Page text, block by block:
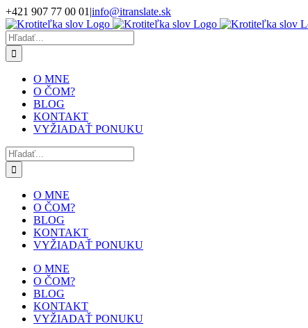
Skip
to
content
+421 907 77 00 01 |info@itranslate.sk
Facebook
LinkedIn
Hľadať:
O MNE
O ČOM?
BLOG
KONTAKT
VYŽIADAŤ PONUKU
Hľadať:
O MNE
O ČOM?
BLOG
KONTAKT
VYŽIADAŤ PONUKU
O MNE
O ČOM?
BLOG
KONTAKT
VYŽIADAŤ PONUKU